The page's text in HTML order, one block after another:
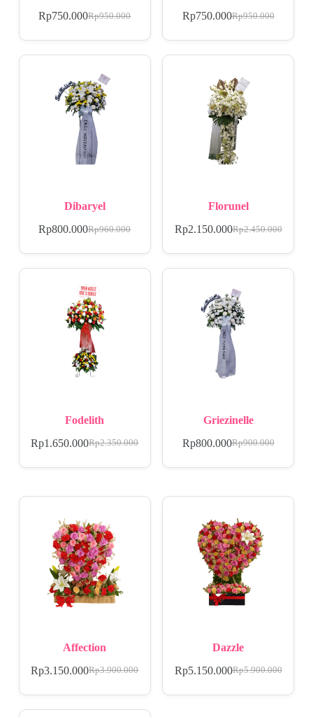
Rp950.000
Rp750.000 Rp950.000
Rp750.000
Dibaryel
Rp960.000
Rp800.000
Florunel
Rp2.450.000
Rp2.150.000
Fodelith
Rp2.350.000
Rp1.650.000
Griezinelle
Rp900.000
Rp800.000
Affection
Rp3.900.000
Rp3.150.000
Dazzle
Rp5.900.000
Rp5.150.000